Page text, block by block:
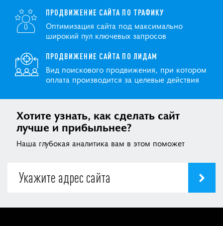
ПРОДВИЖЕНИЕ САЙТА ПО ТРАФИКУ
Оптимизация сайта под максимально
широкий пул ключевых запросов
ПРОДВИЖЕНИЕ САЙТА ПО ЛИДАМ
Вид поискового продвижения, при котором
оплата производится за целевые действия
Хотите узнать, как сделать сайт
лучше и прибыльнее?
Наша глубокая аналитика вам в этом поможет